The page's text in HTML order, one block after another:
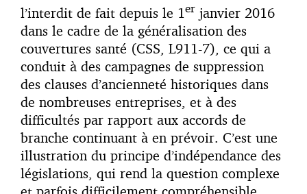
l’interdit de fait depuis le 1 er janvier 2016
dans le cadre de la généralisation des
couvertures santé (CSS, L911-7), ce qui a
conduit à des campagnes de suppression
des clauses d’ancienneté historiques dans
de nombreuses entreprises, et à des
difficultés par rapport aux accords de
branche continuant à en prévoir. C’est une
illustration du principe d’indépendance des
législations, qui rend la question complexe